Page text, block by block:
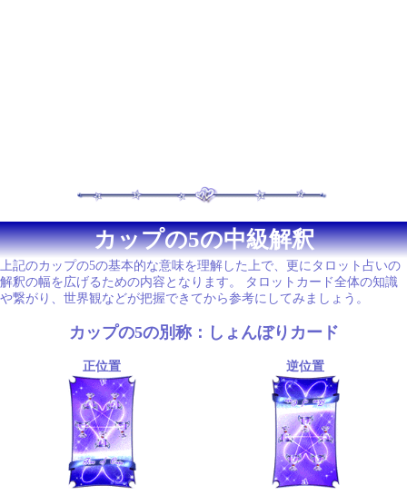
カップの5の中級解釈
上記のカップの5の基本的な意味を理解した上で、更にタロット占いの
解釈の幅を広げるための内容となります。 タロットカード全体の知識
や繋がり、世界観などが把握できてから参考にしてみましょう。
カップの5の別称：しょんぼりカード
正位置 逆位置